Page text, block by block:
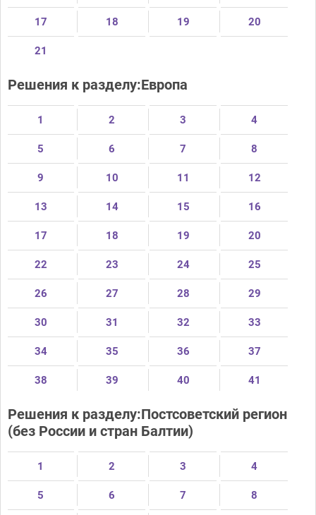
17 18 19 20
21
Решения к разделу:Европа
1 2 3 4
5 6 7 8
9 10 11 12
13 14 15 16
17 18 19 20
22 23 24 25
26 27 28 29
30 31 32 33
34 35 36 37
38 39 40 41
Решения к разделу:Постсоветский регион
(без России и стран Балтии)
1 2 3 4
5 6 7 8